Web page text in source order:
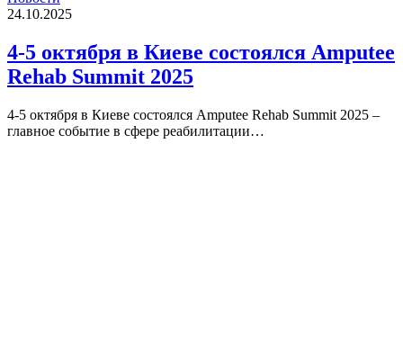
24.10.2025
4-5 октября в Киеве состоялся Amputee
Rehab Summit 2025
4-5 октября в Киеве состоялся Amputee Rehab Summit 2025 –
главное событие в сфере реабилитации…